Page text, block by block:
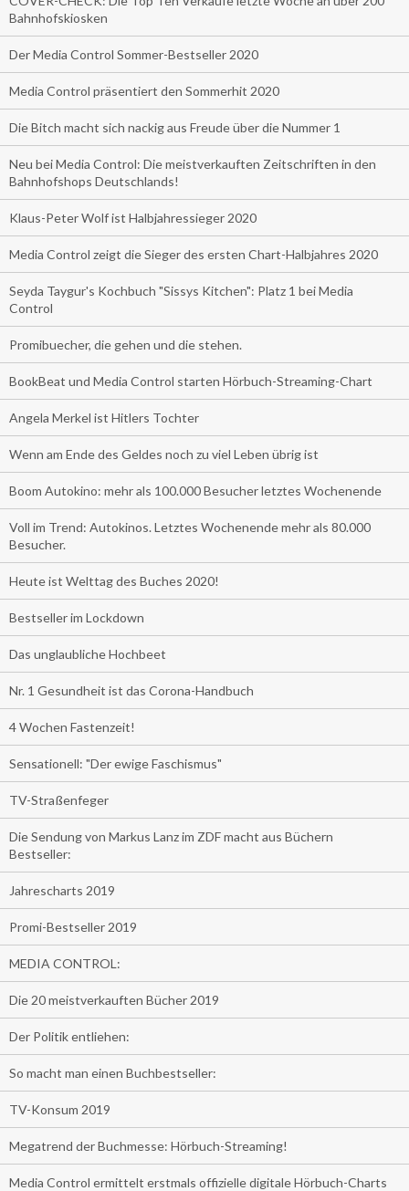
Bahnhofskiosken
Der Media Control Sommer-Bestseller 2020
Media Control präsentiert den Sommerhit 2020
Die Bitch macht sich nackig aus Freude über die Nummer 1
Neu bei Media Control: Die meistverkauften Zeitschriften in den
Bahnhofshops Deutschlands!
Klaus-Peter Wolf ist Halbjahressieger 2020
Media Control zeigt die Sieger des ersten Chart-Halbjahres 2020
Seyda Taygur's Kochbuch "Sissys Kitchen": Platz 1 bei Media
Control
Promibuecher, die gehen und die stehen.
BookBeat und Media Control starten Hörbuch-Streaming-Chart
Angela Merkel ist Hitlers Tochter
Wenn am Ende des Geldes noch zu viel Leben übrig ist
Boom Autokino: mehr als 100.000 Besucher letztes Wochenende
Voll im Trend: Autokinos. Letztes Wochenende mehr als 80.000
Besucher.
Heute ist Welttag des Buches 2020!
Bestseller im Lockdown
Das unglaubliche Hochbeet
Nr. 1 Gesundheit ist das Corona-Handbuch
4 Wochen Fastenzeit!
Sensationell: "Der ewige Faschismus"
TV-Straßenfeger
Die Sendung von Markus Lanz im ZDF macht aus Büchern
Bestseller:
Jahrescharts 2019
Promi-Bestseller 2019
MEDIA CONTROL:
Die 20 meistverkauften Bücher 2019
Der Politik entliehen:
So macht man einen Buchbestseller:
TV-Konsum 2019
Megatrend der Buchmesse: Hörbuch-Streaming!
Media Control ermittelt erstmals offizielle digitale Hörbuch-Charts